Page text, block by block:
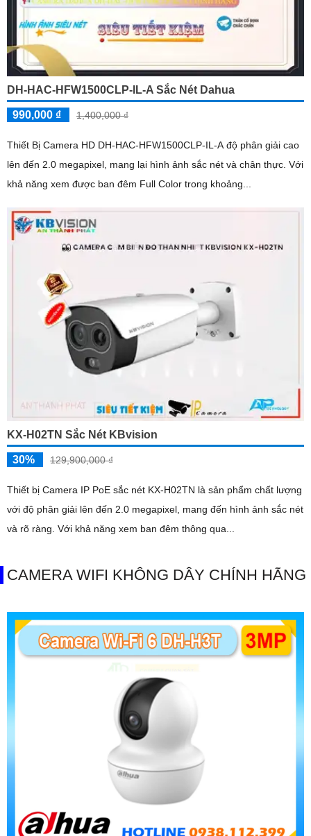
DH-HAC-HFW1500CLP-IL-A Sắc Nét Dahua
990,000 ₫ 1,400,000 ₫
Thiết Bị Camera HD DH-HAC-HFW1500CLP-IL-A độ phân giải cao
lên đến 2.0 megapixel, mang lại hình ảnh sắc nét và chân thực. Với
khả năng xem được ban đêm Full Color trong khoảng...
KX-H02TN Sắc Nét KBvision
30% 129,900,000 ₫
Thiết bị Camera IP PoE sắc nét KX-H02TN là sản phẩm chất lượng
với độ phân giải lên đến 2.0 megapixel, mang đến hình ảnh sắc nét
và rõ ràng. Với khả năng xem ban đêm thông qua...
CAMERA WIFI KHÔNG DÂY CHÍNH HÃNG